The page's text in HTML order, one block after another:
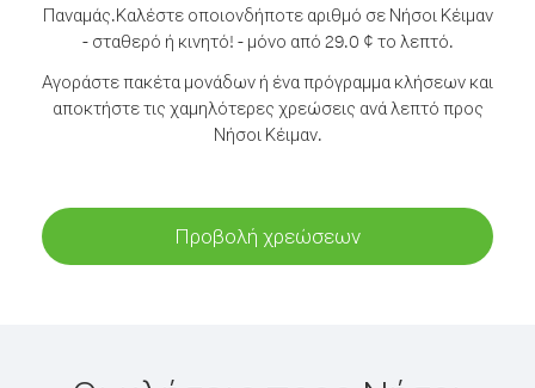
Παναμάς.Καλέστε οποιονδήποτε αριθμό σε Νήσοι Κέιμαν
- σταθερό ή κινητό! - μόνο από 29.0 ¢ το λεπτό.
Αγοράστε πακέτα μονάδων ή ένα πρόγραμμα κλήσεων και
αποκτήστε τις χαμηλότερες χρεώσεις ανά λεπτό προς
Νήσοι Κέιμαν.
Προβολή χρεώσεων